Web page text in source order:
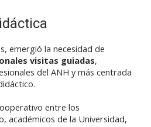
emergió la necesidad de
visitas guiadas,
del ANH y más centrada
entre los
académicos de la Universidad,